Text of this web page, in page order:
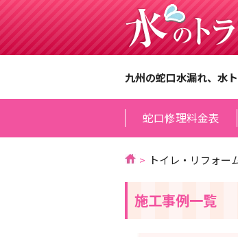
九州の蛇口水漏れ、水
蛇口修理料金表
トイレ・リフォー
施工事例一覧